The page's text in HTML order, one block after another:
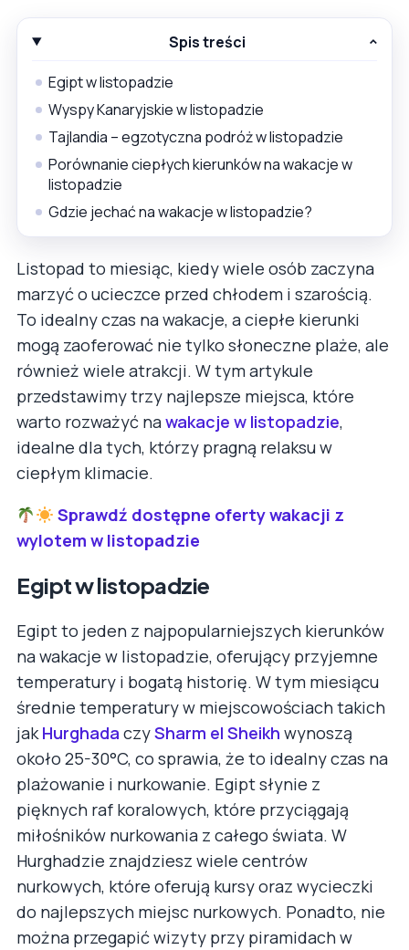
Spis treści
Egipt w listopadzie
Wyspy Kanaryjskie w listopadzie
Tajlandia – egzotyczna podróż w listopadzie
Porównanie ciepłych kierunków na wakacje w
listopadzie
Gdzie jechać na wakacje w listopadzie?
Listopad to miesiąc, kiedy wiele osób zaczyna
marzyć o ucieczce przed chłodem i szarością.
To idealny czas na wakacje, a ciepłe kierunki
mogą zaoferować nie tylko słoneczne plaże, ale
również wiele atrakcji. W tym artykule
przedstawimy trzy najlepsze miejsca, które
warto rozważyć nawakacje w listopadzie,
idealne dla tych, którzy pragną relaksu w
ciepłym klimacie.
Sprawdź dostępne oferty wakacji z
wylotem w listopadzie
Egipt w listopadzie
Egipt to jeden z najpopularniejszych kierunków
na wakacje w listopadzie, oferujący przyjemne
temperatury i bogatą historię. W tym miesiącu
średnie temperatury w miejscowościach takich
jak Hurghada czySharm el Sheikh wynoszą
około 25-30°C, co sprawia, że to idealny czas na
plażowanie i nurkowanie. Egipt słynie z
pięknych raf koralowych, które przyciągają
miłośników nurkowania z całego świata. W
Hurghadzie znajdziesz wiele centrów
nurkowych, które oferują kursy oraz wycieczki
do najlepszych miejsc nurkowych. Ponadto, nie
można przegapić wizyty przy piramidach w